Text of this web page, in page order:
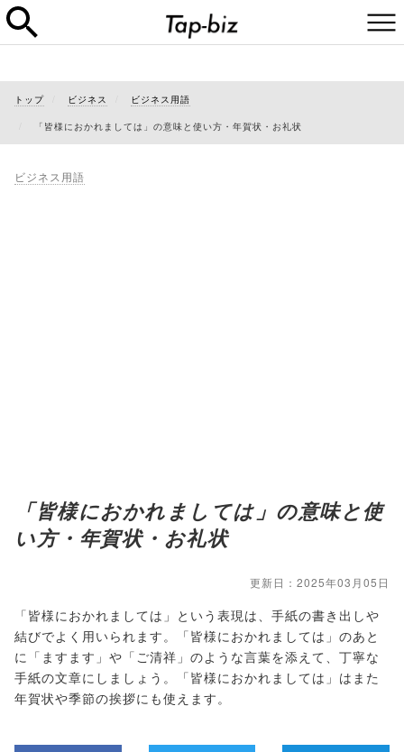
トップ ビジネス ビジネス用語
「皆様におかれましては」の意味と使い方・年賀状・お礼状
ビジネス用語
「皆様におかれましては」の意味と使
い方・年賀状・お礼状
更新日：2025年03月05日
「皆様におかれましては」という表現は、手紙の書き出しや
結びでよく用いられます。「皆様におかれましては」のあと
に「ますます」や「ご清祥」のような言葉を添えて、丁寧な
手紙の文章にしましょう。「皆様におかれましては」はまた
年賀状や季節の挨拶にも使えます。